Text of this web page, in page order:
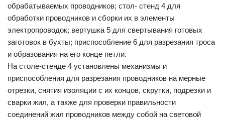
обрабатываемых проводников; стол- стенд 4 для
обработки проводников и сборки их в элементы
электропроводок; вертушка 5 для свертывания готовых
заготовок в бухты; приспособление 6 для разрезания троса
и образования на его конце петли.
На столе-стенде 4 установлены механизмы и
приспособления для разрезания проводников на мерные
отрезки, снятия изоляции с их концов, скрутки, подрезки и
сварки жил, а также для проверки правильности
соединений жил проводников между собой на световой